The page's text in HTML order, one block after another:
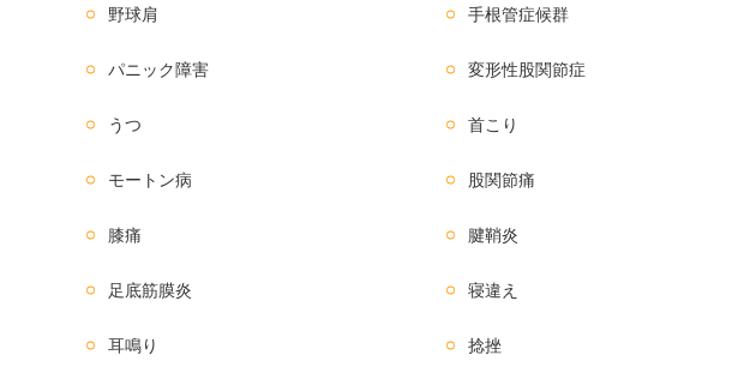
野球肩 手根管症候群
パニック障害 変形性股関節症
うつ 首こり
モートン病 股関節痛
膝痛 腱鞘炎
足底筋膜炎 寝違え
耳鳴り 捻挫